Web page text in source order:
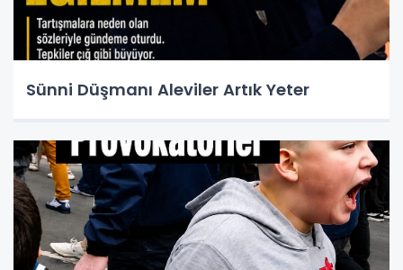
Sünni Düşmanı Aleviler Artık Yeter